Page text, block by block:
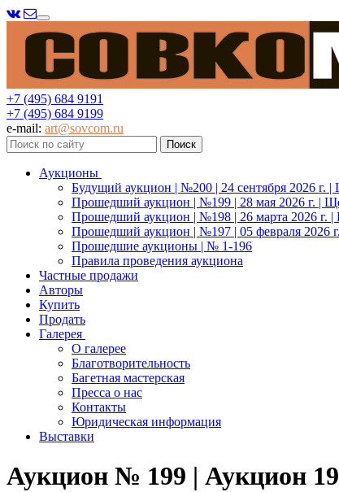
Меню
+7 (495) 684 9191
+7 (495) 684 9199
e-mail: art@sovcom.ru
Аукционы
Будущий аукцион | №200 | 24 сентября 2026 г.
Прошедший аукцион | №199 | 28 мая 2026 г. |
Прошедший аукцион | №198 | 26 марта 2026 г.
Прошедший аукцион | №197 | 05 февраля 2026
Прошедшие аукционы | № 1-196
Правила проведения аукциона
Частные продажи
Авторы
Купить
Продать
Галерея
О галерее
Благотворительность
Багетная мастерская
Пресса о нас
Контакты
Юридическая информация
Выставки
Аукцион № 199 | Аукцион